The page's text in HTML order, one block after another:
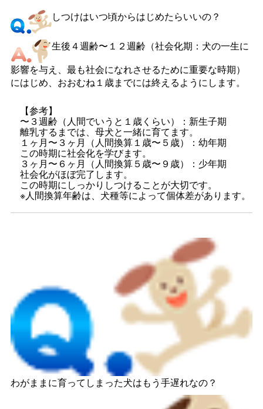
しつけはいつ頃からはじめたらいいの？
生後４週齢〜１２週齢（社会化期：犬の一生に
影響を与え、最も社会になれさせるために重要な時期）
にはじめ、おおむね１歳までには終えるようにします。
【参考】
〜３週齢（人間でいうと１歳くらい）：新生子期
離乳するまでは、母犬と一緒に育てます。
１ヶ月〜３ヶ月（人間換算１歳〜５歳）：幼年期
この時期に社会化を学びます。
３ヶ月〜６ヶ月（人間換算５歳〜９歳）：少年期
社会化がほぼ完了します。
この時期にしっかりしつけることが大切です。
※人間換算年齢は、犬種等によって個体差があります。
わがままに育ってしまった犬はもう手遅れなの？